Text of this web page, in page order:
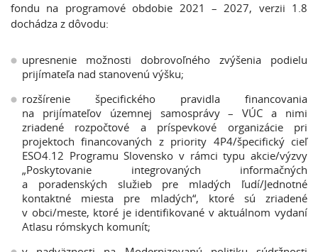
fondu na programové obdobie 2021 – 2027, verzii 1.8
dochádza z dôvodu:
upresnenie možnosti dobrovoľného zvýšenia podielu
prijímateľa nad stanovenú výšku;
rozšírenie špecifického pravidla financovania
na prijímateľov územnej samosprávy – VÚC a nimi
zriadené rozpočtové a príspevkové organizácie pri
projektoch financovaných z priority 4P4/špecifický cieľ
ESO4.12 Programu Slovensko v rámci typu akcie/výzvy
„Poskytovanie integrovaných informačných
a poradenských služieb pre mladých ľudí/Jednotné
kontaktné miesta pre mladých“, ktoré sú zriadené
v obci/meste, ktoré je identifikované v aktuálnom vydaní
Atlasu rómskych komunít;